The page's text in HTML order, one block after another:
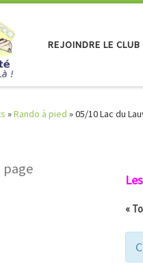
REJOINDRE LE CLUB
»Rando à pied »05/10 Lac du
«
page